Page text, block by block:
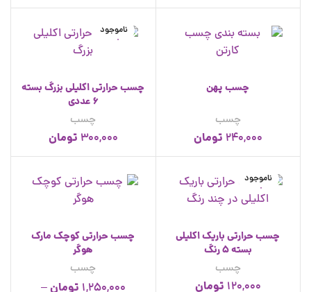
چسب پهن
چسب
240,000 تومان
ناموجود
چسب حرارتی اکلیلی بزرگ بسته
6 عددی
چسب
300,000 تومان
ناموجود
چسب حرارتی باریک اکلیلی
بسته 5 رنگ
چسب
120,000 تومان
چسب حرارتی کوچک مارک
هوگر
چسب
1,250,000 تومان–